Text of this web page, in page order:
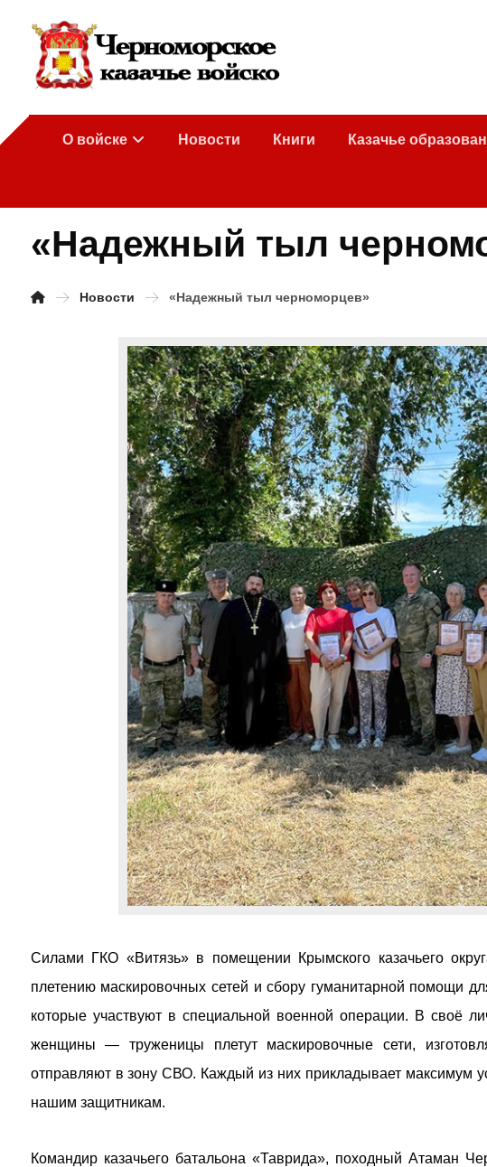
О войске Новости Книги Казачье
«Надежный тыл
Новости «Надежный тыл черноморцев»
Силами ГКО «Витязь» в помещении Крымского казачьего
плетению маскировочных сетей и сбору гуманитарной помощи
которые участвуют в специальной военной операции. В своё
женщины — труженицы плетут маскировочные сети,
отправляют в зону СВО. Каждый из них прикладывает максимум
нашим защитникам.
Командир казачьего батальона «Таврида», походный Атаман